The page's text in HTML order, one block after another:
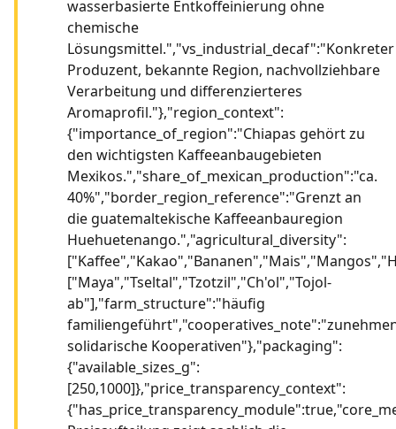
wasserbasierte Entkoffeinierung ohne
chemische
Lösungsmittel.","vs_industrial_decaf":"Konkreter
Produzent, bekannte Region, nachvollziehbare
Verarbeitung und differenzierteres
Aromaprofil."},"region_context":
{"importance_of_region":"Chiapas gehört zu
den wichtigsten Kaffeeanbaugebieten
Mexikos.","share_of_mexican_production":"ca.
40%","border_region_reference":"Grenzt an
die guatemaltekische Kaffeeanbauregion
Huehuetenango.","agricultural_diversity":
["Maya","Tseltal","Tzotzil","Ch'ol","Tojol-
ab"],"farm_structure":"häufig
solidarische Kooperativen"},"packaging":
{"available_sizes_g":
[250,1000]},"price_transparency_context":